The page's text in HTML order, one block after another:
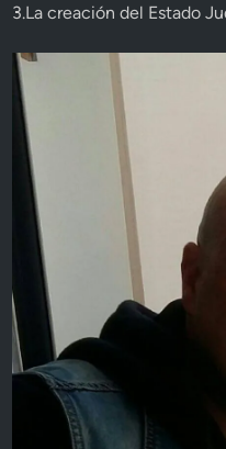
3.La creación del Estado